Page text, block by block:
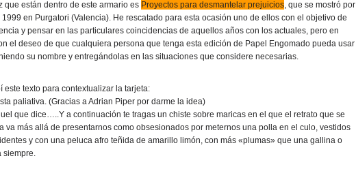
que están dentro de este armario es Proyectos para desmantelar prejuicios, que se mostró por
en Purgatori (Valencia). He rescatado para esta ocasión uno de ellos con el objetivo de
y pensar en las particulares coincidencias de aquellos años con los actuales, pero en
el deseo de que cualquiera persona que tenga esta edición de Papel Engomado pueda usar
su nombre y entregándolas en las situaciones que considere necesarias.
este texto para contextualizar la tarjeta:
paliativa. (Gracias a Adrian Piper por darme la idea)
que dice…..Y a continuación te tragas un chiste sobre maricas en el que el retrato que se
va más allá de presentarnos como obsesionados por meternos una polla en el culo, vestidos
y con una peluca afro teñida de amarillo limón, con más «plumas» que una gallina o
siempre.